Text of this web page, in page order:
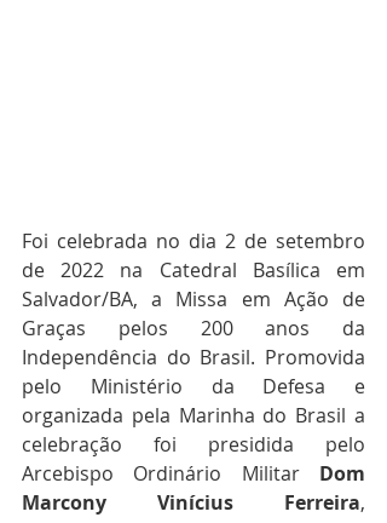
Foi celebrada no dia 2 de setembro
de 2022 na Catedral Basílica em
Salvador/BA, a Missa em Ação de
Graças pelos 200 anos da
Independência do Brasil. Promovida
pelo Ministério da Defesa e
organizada pela Marinha do Brasil a
celebração foi presidida pelo
Arcebispo Ordinário Militar Dom
Marcony Vinícius Ferreira,